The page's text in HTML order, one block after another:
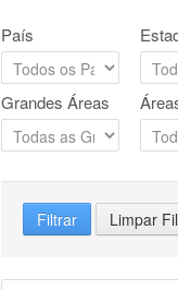
País
Grandes Áreas
Filtrar Limpar